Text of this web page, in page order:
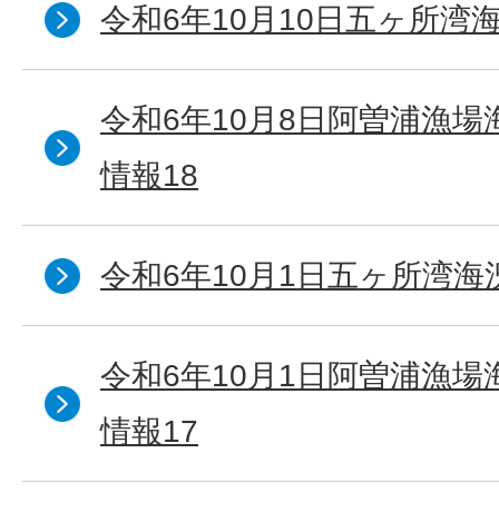
令和6年10月10日五ヶ所湾
令和6年10月8日阿曽浦漁場
情報18
令和6年10月1日五ヶ所湾海
令和6年10月1日阿曽浦漁場
情報17